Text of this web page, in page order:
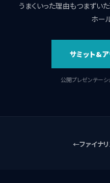
うまくいった理由もつまずい
ホー
サミット&
公開プレゼンテーシ
ファイナ